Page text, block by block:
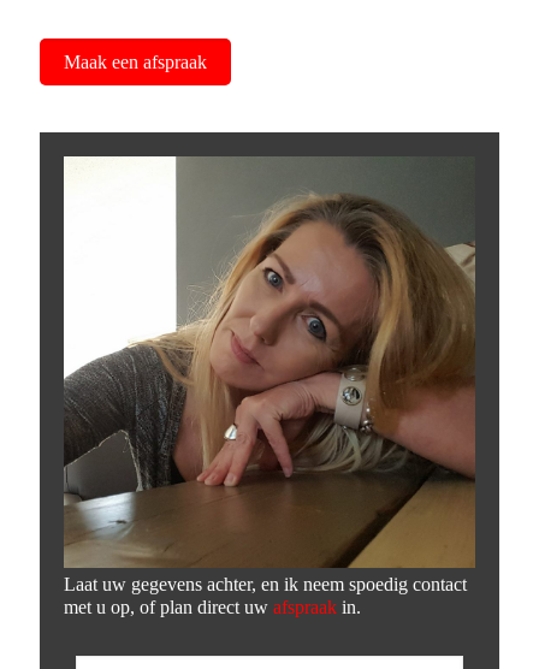
Maak een afspraak
Laat uw gegevens achter, en ik neem spoedig contact
met u op, of plan direct uw afspraak in.